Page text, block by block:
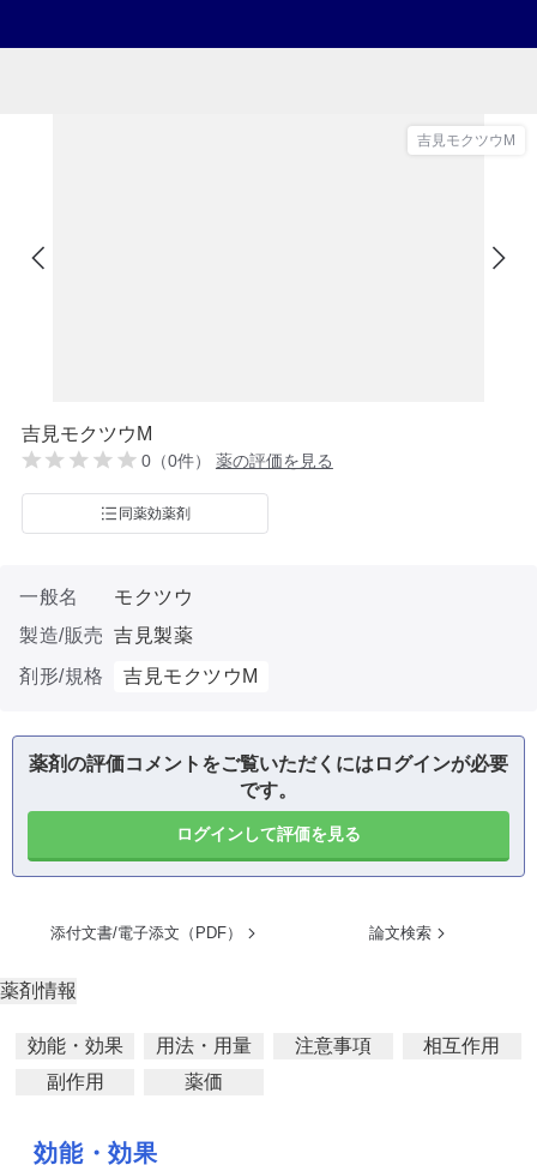
吉見モクツウM
吉見モクツウM
0（0件） 薬の評価を見る
同薬効薬剤
一般名
モクツウ
製造/販売 吉見製薬
剤形/規格
吉見モクツウM
薬剤の評価コメントをご覧いただくにはログインが必要
です。
ログインして評価を見る
添付文書/電子添文（PDF） 論文検索
薬剤情報
効能・効果 用法・用量 注意事項
相互作用
副作用
薬価
効能・効果